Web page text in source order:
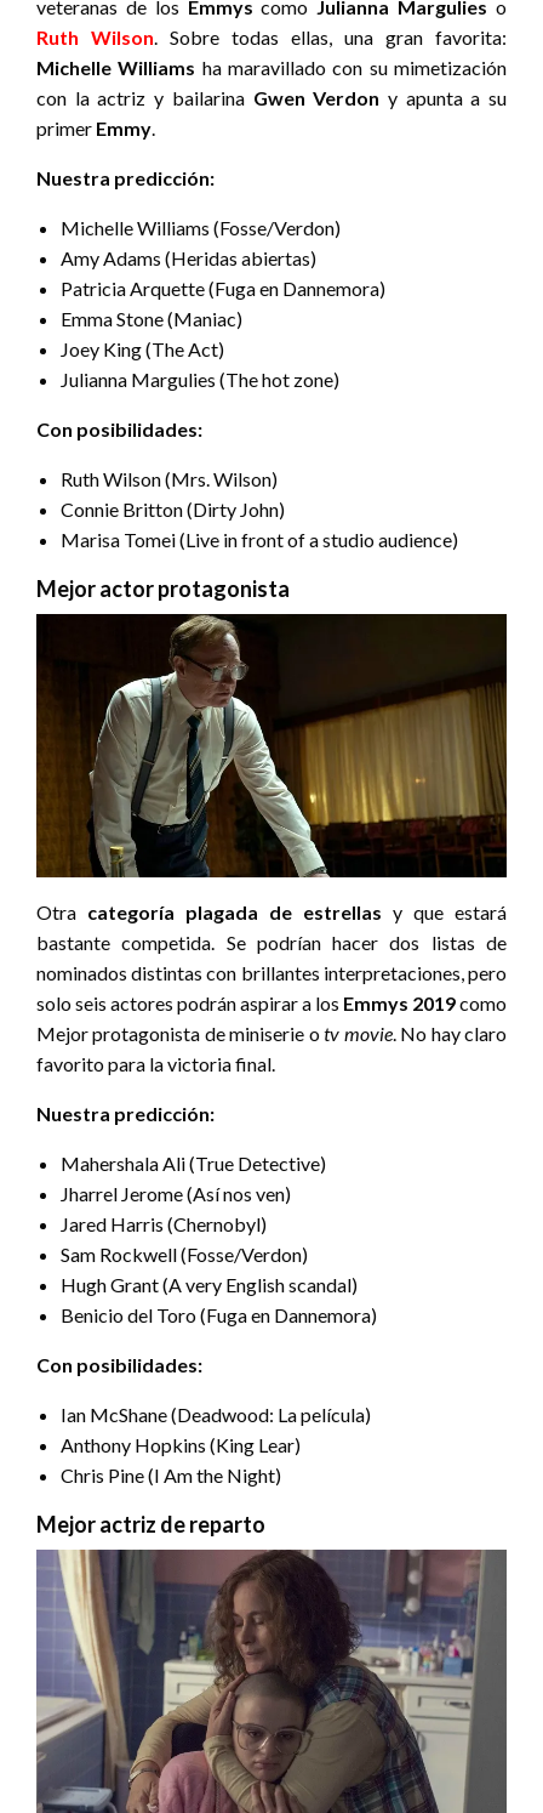
veteranas de los Emmys como Julianna Margulies o
Ruth Wilson . Sobre todas ellas, una gran favorita:
Michelle Williams ha maravillado con su mimetización
con la actriz y bailarina Gwen Verdon y apunta a su
primer Emmy
Nuestra predicción:
Michelle Williams (Fosse/Verdon)
Amy Adams (Heridas abiertas)
Patricia Arquette (Fuga en Dannemora)
Emma Stone (Maniac)
Joey King (The Act)
Julianna Margulies (The hot zone)
Con posibilidades:
Ruth Wilson (Mrs. Wilson)
Connie Britton (Dirty John)
Marisa Tomei (Live in front of a studio audience)
Mejor actor protagonista
Otra categoría plagada de estrellas y que estará
bastante competida. Se podrían hacer dos listas de
nominados distintas con brillantes interpretaciones, pero
solo seis actores podrán aspirar a los Emmys 2019como
Mejor protagonista de miniserie otv movie. No hay claro
favorito para la victoria final.
Nuestra predicción:
Mahershala Ali (True Detective)
Jharrel Jerome (Así nos ven)
Jared Harris (Chernobyl)
Sam Rockwell (Fosse/Verdon)
Hugh Grant (A very English scandal)
Benicio del Toro (Fuga en Dannemora)
Con posibilidades:
Ian McShane (Deadwood: La película)
Anthony Hopkins (King Lear)
Chris Pine (I Am the Night)
Mejor actriz de reparto